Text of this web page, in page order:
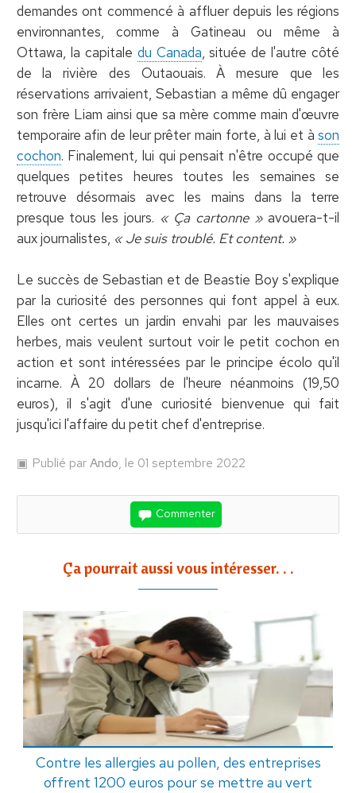
demandes ont commencé à affluer depuis les régions
environnantes, comme à Gatineau ou même à
Ottawa, la capitale du Canada, située de l'autre côté
de la rivière des Outaouais. À mesure que les
réservations arrivaient, Sebastian a même dû engager
son frère Liam ainsi que sa mère comme main d'œuvre
temporaire afin de leur prêter main forte, à lui et àson
cochon. Finalement, lui qui pensait n'être occupé que
quelques petites heures toutes les semaines se
retrouve désormais avec les mains dans la terre
presque tous les jours. « Ça cartonne »avouera-t-il
aux journalistes, « Je suis troublé. Et content. »
Le succès de Sebastian et de Beastie Boy s'explique
par la curiosité des personnes qui font appel à eux.
Elles ont certes un jardin envahi par les mauvaises
herbes, mais veulent surtout voir le petit cochon en
action et sont intéressées par le principe écolo qu'il
incarne. À 20 dollars de l'heure néanmoins (19,50
euros), il s'agit d'une curiosité bienvenue qui fait
jusqu'ici l'affaire du petit chef d'entreprise.
Publié parAndo, le 01 septembre 2022
Commenter
Ça pourrait aussi vous intéresser. . .
Contre les allergies au pollen, des entreprises
offrent 1200 euros pour se mettre au vert